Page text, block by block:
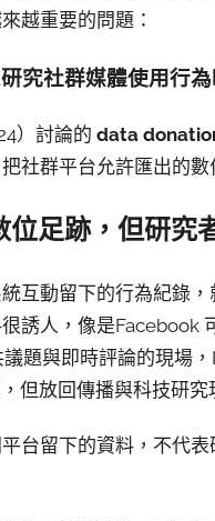
越重要的問題：
究社群媒體使用行
）討論的 data
社群平台允許匯出的
位足跡，但研究
互動留下的行為紀錄，
誘人，像是Facebook
議題與即時評論的現場
但放回傳播與科技研
台留下的資料，不代